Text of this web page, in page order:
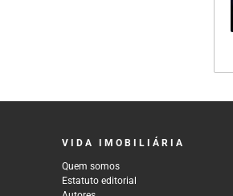
VIDA IMOBILIÁRIA
Quem somos
Estatuto editorial